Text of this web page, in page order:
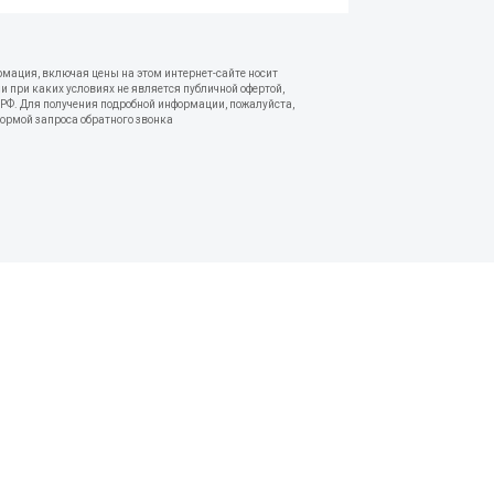
включая цены на этом интернет-сайте носит
каких условиях не является публичной офертой,
Для получения подробной информации, пожалуйста,
запроса обратного звонка